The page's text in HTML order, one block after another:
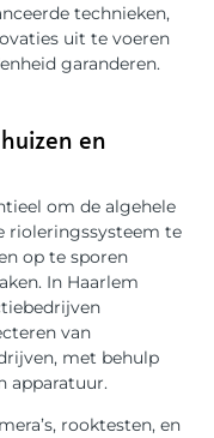
technieken,
uit te voeren
garanderen.
en
om de algehele
rioleringssysteem te
op te sporen
In Haarlem
van
met behulp
apparatuur.
rooktesten, en